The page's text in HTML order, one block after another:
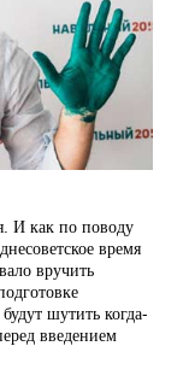
И как по поводу
время
вручить
шутить когда-
введением